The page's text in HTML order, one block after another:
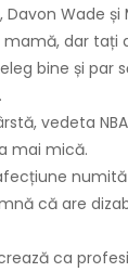
Wade și
dar tați
bine și par
vedeta
mai mică.
că are
ca